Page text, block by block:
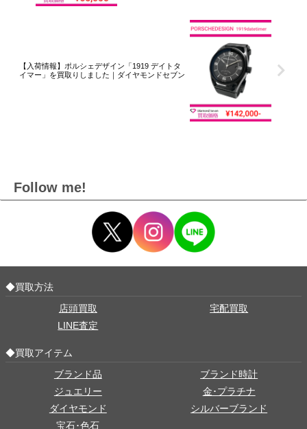
【入荷情報】ポルシェデザイン「1919 デイトタ
イマー」を買取りしました｜ダイヤモンドセブン
Follow me!
◆買取方法
店頭買取
宅配買取
LINE査定
◆買取アイテム
ブランド品
ブランド時計
ジュエリー
金･プラチナ
ダイヤモンド
シルバーブランド
宝石･色石